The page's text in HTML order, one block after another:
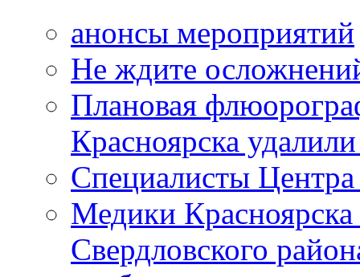
анонсы мероприятий
Не ждите
Плановая
Красноярска
Специалисты
Медики
Свердловского